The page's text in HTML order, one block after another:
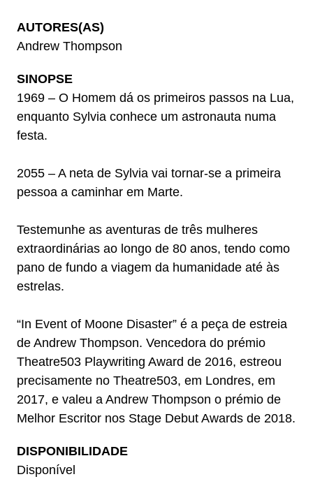
AUTORES(AS)
Andrew Thompson
SINOPSE
1969 – O Homem dá os primeiros passos na Lua,
enquanto Sylvia conhece um astronauta numa
festa.
2055 – A neta de Sylvia vai tornar-se a primeira
pessoa a caminhar em Marte.
Testemunhe as aventuras de três mulheres
extraordinárias ao longo de 80 anos, tendo como
pano de fundo a viagem da humanidade até às
estrelas.
“In Event of Moone Disaster” é a peça de estreia
de Andrew Thompson. Vencedora do prémio
Theatre503 Playwriting Award de 2016, estreou
precisamente no Theatre503, em Londres, em
2017, e valeu a Andrew Thompson o prémio de
Melhor Escritor nos Stage Debut Awards de 2018.
DISPONIBILIDADE
Disponível